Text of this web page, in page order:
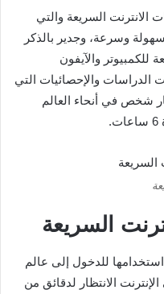
السريعة والتي
وسرعة، وجدير بالذكر
للكمبيوتر والآيفون
الدراسات والإحصائيات التي
أن هناك مليار شخص في أنحاء العالم
السريعة
للدخول إلى عالم
الانتظار لدقائق من